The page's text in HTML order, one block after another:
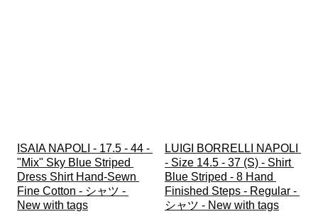
ISAIA NAPOLI - 17.5 - 44 -
"Mix" Sky Blue Striped
Dress Shirt Hand-Sewn
Fine Cotton - シャツ -
New with tags
LUIGI BORRELLI NAPOLI
- Size 14.5 - 37 (S) - Shirt
Blue Striped - 8 Hand
Finished Steps - Regular -
シャツ - New with tags